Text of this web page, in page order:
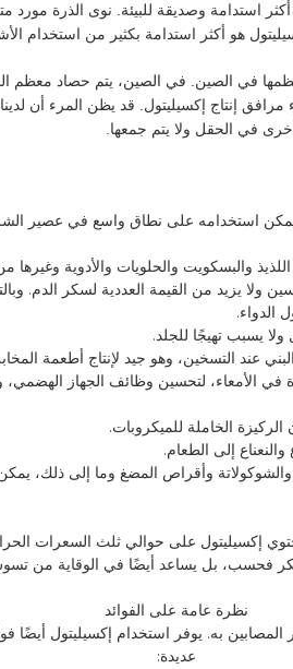
استدامة وصديقة للبيئة. نوى الذرة مورد
في الصين. في الصين، يتم حصاد معظم
إنتاج إكسيليتول. قد يظن المرء أن
أخرى في الحقل ولا يتم جمعها.
استخدامه على نطاق واسع في عصير
ولا يزيد من القيمة العددية لسكر الدم.
الدواء.
في الأمعاء، لتحسين وظائف الجهاز
والشوكولاتة وأقراص المضغ وما إلى ذلك،
إكسيليتول على حوالي ثلث السعرات
فحسب، بل يساعد أيضًا في الوقاية من
نظرة عامة على الفوائد
به. يوفر استخدام إكسيليتول أيضًا
عديدة: